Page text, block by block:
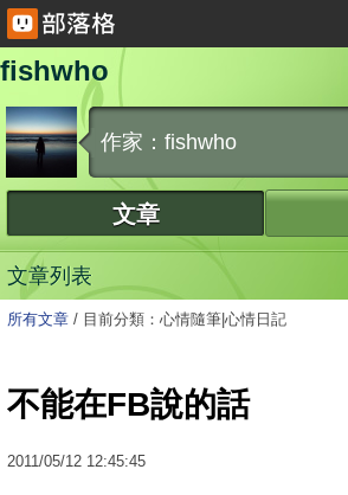
fishwho
作家：fishwho
文章
文章列表
所有文章 / 目前分類：心情隨筆|心情日記
不能在FB說的話
2011/05/12 12:45:45